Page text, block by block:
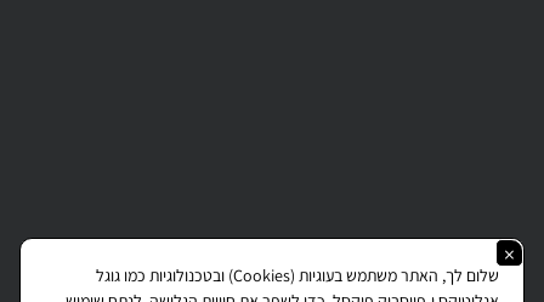
×
שלום לך, האתר משתמש בעוגיות (Cookies) ובטכנולוגיות כמו גוגל